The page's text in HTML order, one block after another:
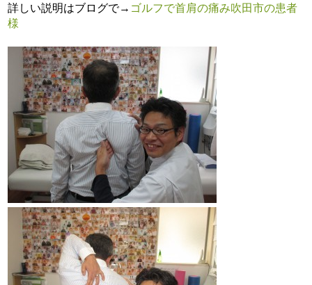
詳しい説明はブログで→ ゴルフで首肩の痛み吹田市の患者
様